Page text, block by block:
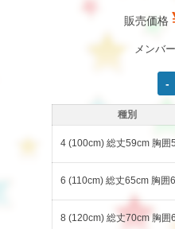
販売価格
メンバ
種別
4 (100cm) 総丈59cm 胸囲
6 (110cm) 総丈65cm 胸囲
8 (120cm) 総丈70cm 胸囲